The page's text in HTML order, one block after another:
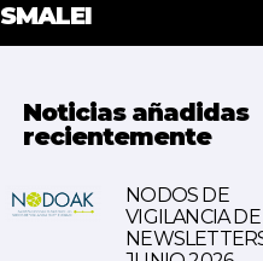
SMALEI
Noticias añadidas
recientemente
NODOS DE
VIGILANCIA DE